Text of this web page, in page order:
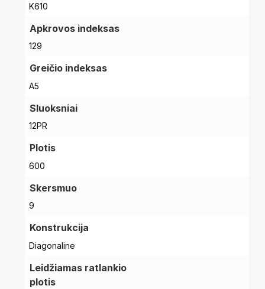
K610
Apkrovos indeksas
129
Greičio indeksas
A5
Sluoksniai
12PR
Plotis
600
Skersmuo
9
Konstrukcija
Diagonaline
Leidžiamas ratlankio
plotis